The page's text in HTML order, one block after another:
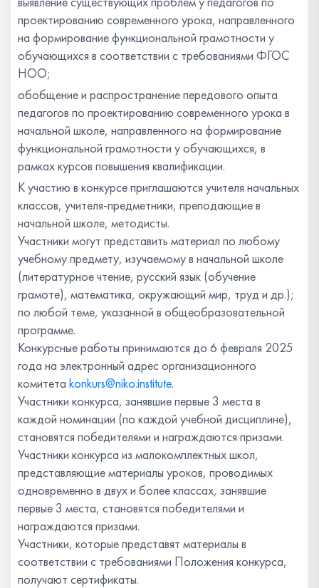
проектированию современного урока, направленного
на формирование функциональной грамотности у
обучающихся в соответствии с требованиями ФГОС
НОО;
обобщение и распространение передового опыта
педагогов по проектированию современного урока в
начальной школе, направленного на формирование
функциональной грамотности у обучающихся, в
рамках курсов повышения квалификации.
К участию в конкурсе приглашаются учителя начальных
классов, учителя-предметники, преподающие в
начальной школе, методисты.
Участники могут представить материал по любому
учебному предмету, изучаемому в начальной школе
(литературное чтение, русский язык (обучение
грамоте), математика, окружающий мир, труд и др.);
по любой теме, указанной в общеобразовательной
программе.
Конкурсные работы принимаются до 6 февраля 2025
года на электронный адрес организационного
комитета konkurs@niko.institute.
Участники конкурса, занявшие первые 3 места в
каждой номинации (по каждой учебной дисциплине),
становятся победителями и награждаются призами.
Участники конкурса из малокомплектных школ,
представляющие материалы уроков, проводимых
одновременно в двух и более классах, занявшие
первые 3 места, становятся победителями и
награждаются призами.
Участники, которые представят материалы в
соответствии с требованиями Положения конкурса,
получают сертификаты.